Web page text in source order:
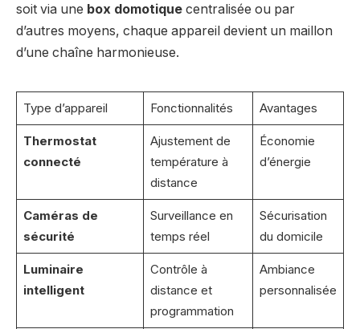
soit via une box domotique centralisée ou par
d’autres moyens, chaque appareil devient un maillon
d’une chaîne harmonieuse.
Type d’appareil Fonctionnalités Avantages
Thermostat
connecté
Ajustement de
température à
distance
Économie
d’énergie
Caméras de
sécurité
Surveillance en
temps réel
Sécurisation
du domicile
Luminaire
intelligent
Contrôle à
distance et
programmation
Ambiance
personnalisée